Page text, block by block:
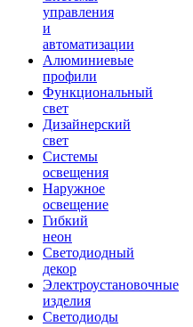
управления
и
автоматизации
Алюминиевые
профили
Функциональный
свет
Дизайнерский
свет
Системы
освещения
Наружное
освещение
Гибкий
неон
Светодиодный
декор
Электроустановочные
изделия
Светодиоды